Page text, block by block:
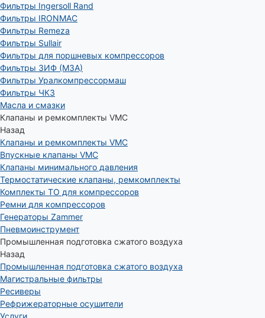
Фильтры Ingersoll Rand
Фильтры IRONMAC
Фильтры Remeza
Фильтры Sullair
Фильтры для поршневых компрессоров
Фильтры ЗИФ (МЗА)
Фильтры Уралкомпрессормаш
Фильтры ЧКЗ
Масла и смазки
Клапаны и ремкомплекты VMC
Назад
Клапаны и ремкомплекты VMC
Впускные клапаны VMC
Клапаны минимального давления
Термостатические клапаны, ремкомплекты
Комплекты ТО для компрессоров
Ремни для компрессоров
Генераторы Zammer
Пневмоинструмент
Промышленная подготовка сжатого воздуха
Назад
Промышленная подготовка сжатого воздуха
Магистральные фильтры
Ресиверы
Рефрижераторные осушители
Услуги